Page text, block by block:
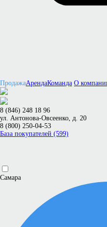
ПродажаАрендаКоманда О
8 (846) 248 18 96
ул. Антонова-Овсеенко, д. 20
8 (800) 250-04-53
База покупателей (599)
Самара